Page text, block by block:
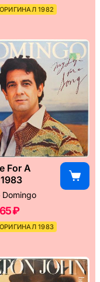
ОРИГИНАЛ 1982
For A
Domingo
₽
ОРИГИНАЛ 1983